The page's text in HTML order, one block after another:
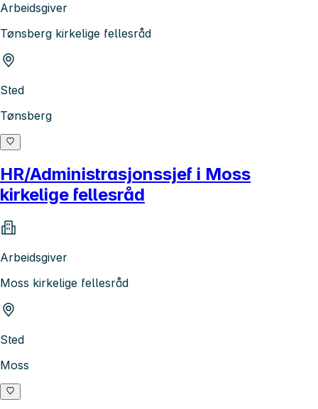
Arbeidsgiver
Tønsberg kirkelige fellesråd
Sted
Tønsberg
HR/Administrasjonssjef i Moss
kirkelige fellesråd
Arbeidsgiver
Moss kirkelige fellesråd
Sted
Moss